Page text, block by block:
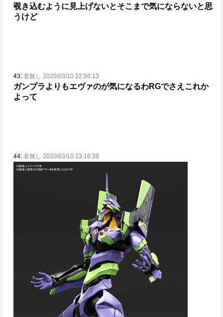
覗き込むように見上げないとそこまで気にならないと思
うけど
43: 名無し 2020/03/10 22:56:13
ガンプラよりもエヴァのが気になるわRGでさえこれか
よって
44: 名無し 2020/03/10 23:16:38